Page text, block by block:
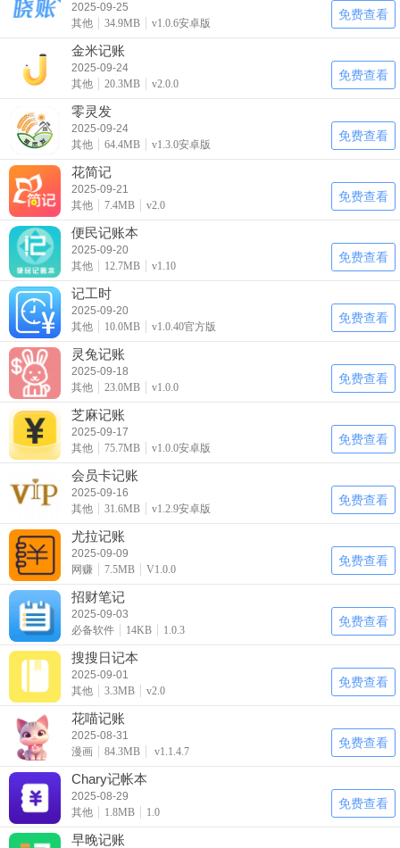
2025-09-25
其他
34.9MB v1.0.6安卓版
免费查看
金米记账
2025-09-24
其他
20.3MB v2.0.0
免费查看
零灵发
2025-09-24
其他
64.4MB v1.3.0安卓版
免费查看
花简记
2025-09-21
其他
7.4MB v2.0
免费查看
便民记账本
2025-09-20
其他
12.7MB v1.10
免费查看
记工时
2025-09-20
其他
10.0MB v1.0.40官方版
免费查看
灵兔记账
2025-09-18
其他
23.0MB v1.0.0
免费查看
芝麻记账
2025-09-17
其他
75.7MB v1.0.0安卓版
免费查看
会员卡记账
2025-09-16
其他
31.6MB v1.2.9安卓版
免费查看
尤拉记账
2025-09-09
网赚
7.5MB V1.0.0
免费查看
招财笔记
2025-09-03
必备软件
14KB 1.0.3
免费查看
搜搜日记本
2025-09-01
其他
3.3MB v2.0
免费查看
花喵记账
2025-08-31
漫画
84.3MB v1.1.4.7
免费查看
Chary记帐本
2025-08-29
其他
1.8MB 1.0
免费查看
早晚记账